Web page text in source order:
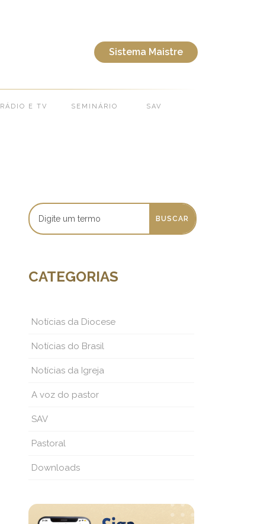
Sistema Maistre
RÁDIO E TV SEMINÁRIO SAV
CATEGORIAS
Notícias da Diocese
Notícias do Brasil
Notícias da Igreja
A voz do pastor
SAV
Pastoral
Downloads